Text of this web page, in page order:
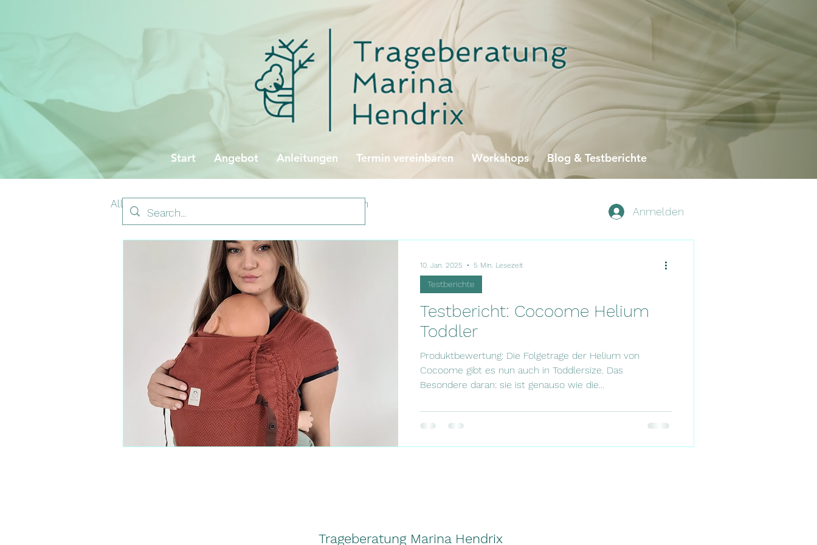
Start Angebot Anleitungen Termin vereinbaren Workshops Blog & Testberichte
All Posts Tandem
Testbericht: Cocoome Helium
Toddler
Produktbewertung: Die Folgetrage der Helium von
Cocoome gibt es nun auch in Toddlersize. Das
Besondere daran: sie ist genauso wie die...
Testberichte
10. Jan. 2025 5 Min. Lesezeit
Anmelden
Trageberatung Marina Hendrix